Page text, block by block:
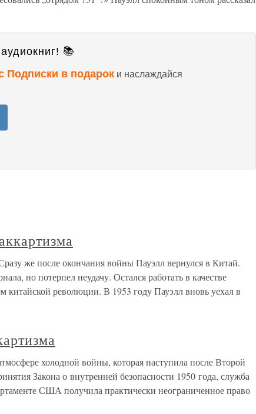
📚
Подписки в подарок и наслаждайся
же после окончания войны Пауэлл вернулся в Китай.
но потерпел неудачу. Остался работать в качестве
китайской революции. В 1953 году Пауэлл вновь уехал в
холодной войны, которая наступила после Второй
Закона о внутренней безопасности 1950 года, служба
США получила практически неограниченное право